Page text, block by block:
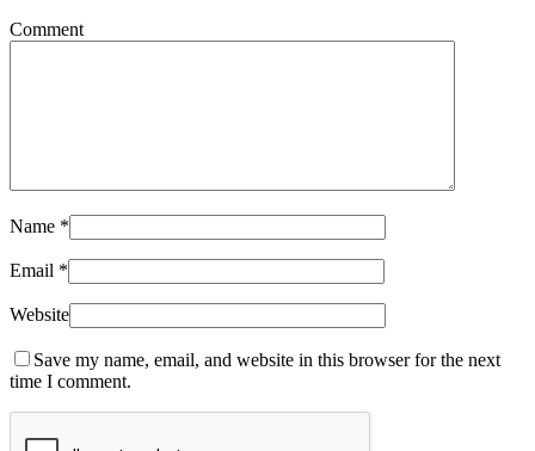
Comment
Name *
Email *
Website
Save my name, email, and website in this browser for the next
time I comment.